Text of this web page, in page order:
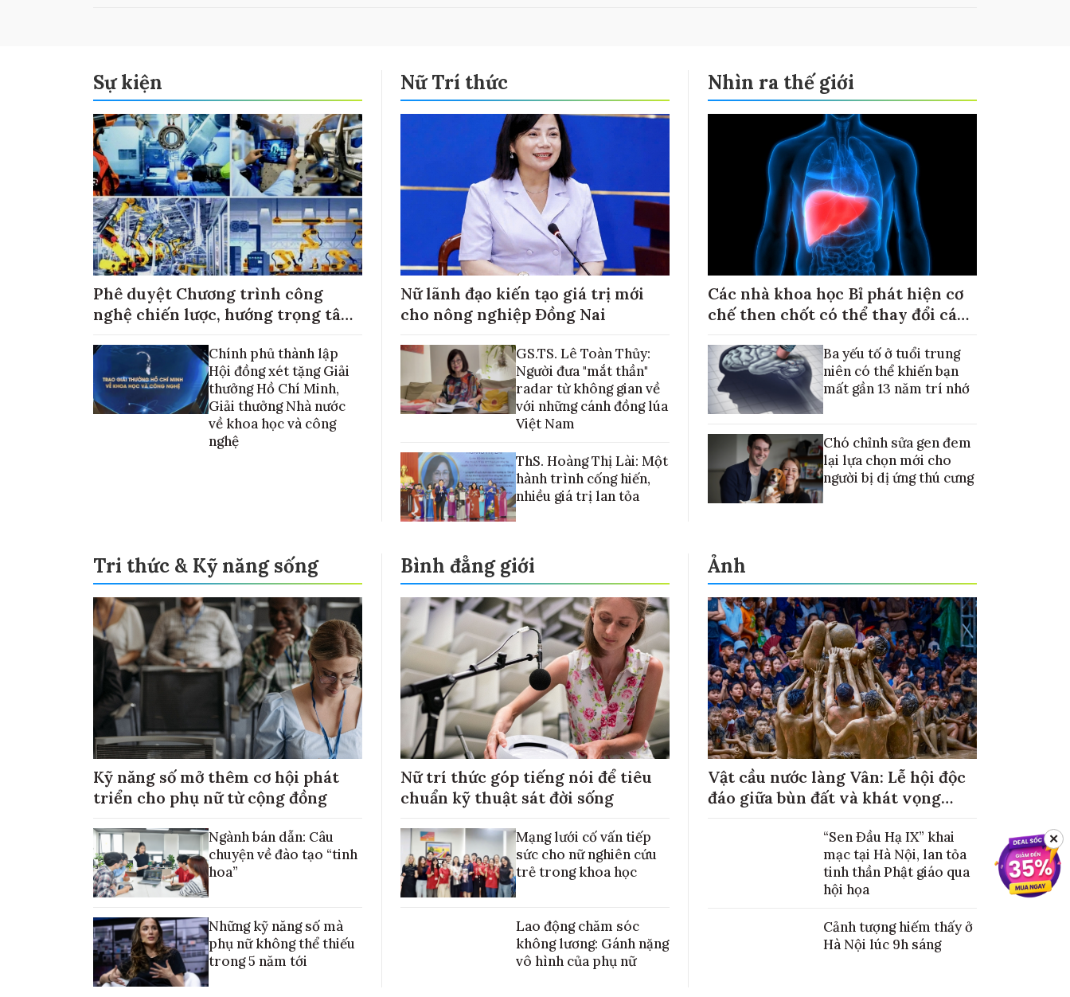
Sự kiện
Phê duyệt Chương trình công
nghệ chiến lược, hướng trọng tâm
Chính phủ thành lập
Hội đồng xét tặng Giải
thưởng Hồ Chí Minh,
Giải thưởng Nhà nước
về khoa học và công
nghệ
Nữ Trí thức
Nữ lãnh đạo kiến tạo giá trị mới
cho nông nghiệp Đồng Nai
GS.TS. Lê Toàn Thủy:
Người đưa "mắt thần"
radar từ không gian về
với những cánh đồng lúa
Việt Nam
ThS. Hoàng Thị Lài: Một
hành trình cống hiến,
nhiều giá trị lan tỏa
Nhìn ra thế giới
Các nhà khoa học Bỉ phát hiện cơ
chế then chốt có thể thay đổi cách
Ba yếu tố ở tuổi trung
niên có thể khiến bạn
mất gần 13 năm trí nhớ
Chó chỉnh sửa gen đem
lại lựa chọn mới cho
người bị dị ứng thú cưng
Tri thức & Kỹ năng sống
Kỹ năng số mở thêm cơ hội phát
triển cho phụ nữ từ cộng đồng
Ngành bán dẫn: Câu
chuyện về đào tạo “tinh
hoa”
Những kỹ năng số mà
phụ nữ không thể thiếu
trong 5 năm tới
Bình đẳng giới
Nữ trí thức góp tiếng nói để tiêu
chuẩn kỹ thuật sát đời sống
Mạng lưới cố vấn tiếp
sức cho nữ nghiên cứu
trẻ trong khoa học
Lao động chăm sóc
không lương: Gánh nặng
vô hình của phụ nữ
Ảnh
Vật cầu nước làng Vân: Lễ hội độc
đáo giữa bùn đất và khát vọng
“Sen Đầu Hạ IX” khai
mạc tại Hà Nội, lan tỏa
tinh thần Phật giáo qua
hội họa
Cảnh tượng hiếm thấy ở
Hà Nội lúc 9h sáng
✕